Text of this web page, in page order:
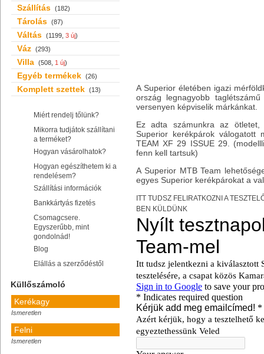
Szállítás (182)
Tárolás (87)
Váltás (1199, 3 új)
Váz (293)
Villa (508, 1 új)
Egyéb termékek (26)
Komplett szettek (13)
Miért rendelj tőlünk?
Mikorra tudjátok szállítani
a terméket?
Hogyan vásárolhatok?
Hogyan egészíthetem ki a
rendelésem?
Szállítási információk
Bankkártyás fizetés
Csomagcsere.
Egyszerűbb, mint
gondolnád!
Blog
Elállás a szerződéstől
Küllőszámoló
Kerékagy
Ismeretlen
Felni
Ismeretlen
A Superior életében igazi
ország legnagyobb
versenyen képviselik márkánkat.
Ez adta számunkra az
Superior kerékpárok válogatott
TEAM XF 29 ISSUE 29 .
fenn kell tartsuk)
A Superior MTB Team
egyes Superior kerékpárokat a
ITT TUDSZ FELIRATKOZNI A
BEN KÜLDÜNK